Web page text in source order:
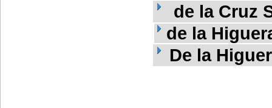
de la Cruz
de la
De la